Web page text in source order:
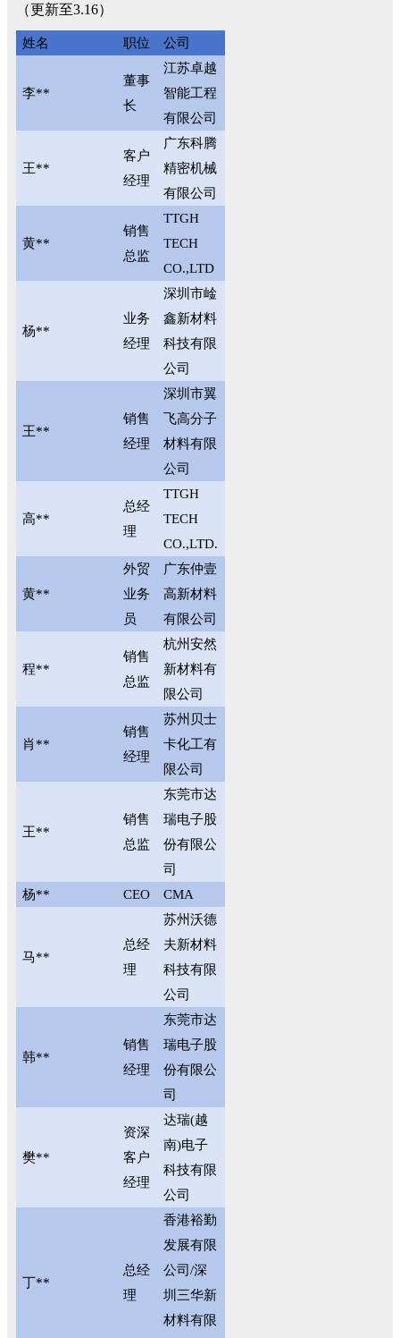
（更新至3.16）
姓名 职位 公司
李**
董事
长
江苏卓越
智能工程
有限公司
王**
客户
经理
广东科腾
精密机械
有限公司
黄**
销售
总监
TTGH
TECH
CO.,LTD
杨**
业务
经理
深圳市崯
鑫新材料
科技有限
公司
王**
销售
经理
深圳市翼
飞高分子
材料有限
公司
高**
总经
理
TTGH
TECH
CO.,LTD.
黄**
外贸
业务
员
广东仲壹
高新材料
有限公司
程**
销售
总监
杭州安然
新材料有
限公司
肖**
销售
经理
苏州贝士
卡化工有
限公司
王**
销售
总监
东莞市达
瑞电子股
份有限公
司
杨**
CEO CMA
马**
总经
理
苏州沃德
夫新材料
科技有限
公司
韩**
销售
经理
东莞市达
瑞电子股
份有限公
司
樊**
资深
客户
经理
达瑞(越
南)电子
科技有限
公司
丁**
总经
理
香港裕勤
发展有限
公司/深
圳三华新
材料有限